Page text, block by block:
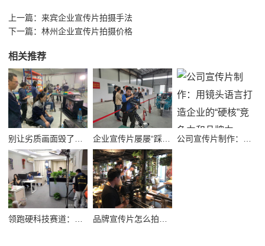
上一篇： 来宾企业宣传片拍摄手法
下一篇： 林州企业宣传片拍摄价格
相关推荐